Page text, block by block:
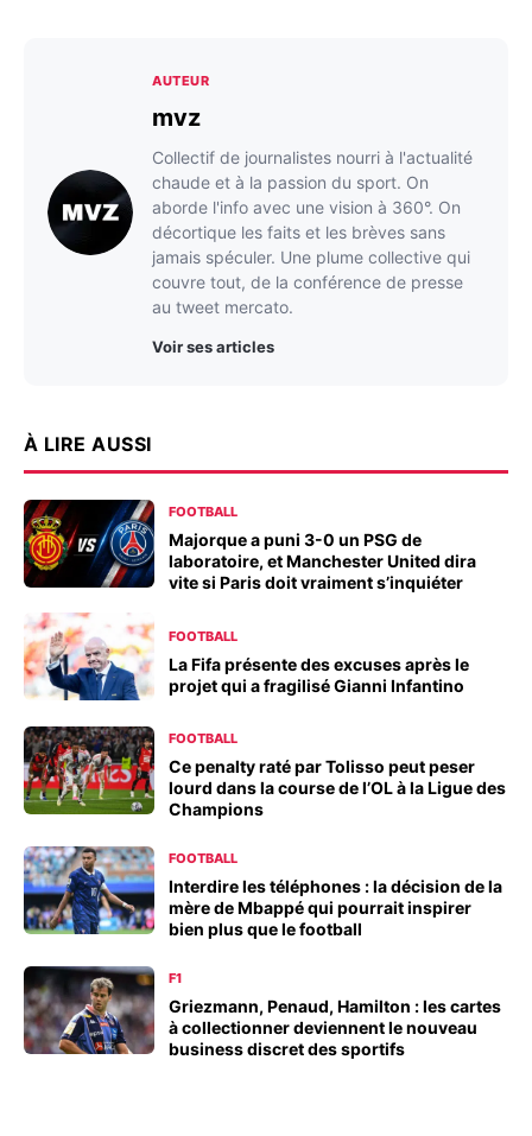
AUTEUR
mvz
Collectif de journalistes nourri à l'actualité
chaude et à la passion du sport. On
aborde l'info avec une vision à 360°. On
décortique les faits et les brèves sans
jamais spéculer. Une plume collective qui
couvre tout, de la conférence de presse
au tweet mercato.
Voir ses articles
À LIRE AUSSI
FOOTBALL
Majorque a puni 3-0 un PSG de
laboratoire, et Manchester United dira
vite si Paris doit vraiment s’inquiéter
FOOTBALL
La Fifa présente des excuses après le
projet qui a fragilisé Gianni Infantino
FOOTBALL
Ce penalty raté par Tolisso peut peser
lourd dans la course de l’OL à la Ligue des
Champions
FOOTBALL
Interdire les téléphones : la décision de la
mère de Mbappé qui pourrait inspirer
bien plus que le football
F1
Griezmann, Penaud, Hamilton : les cartes
à collectionner deviennent le nouveau
business discret des sportifs